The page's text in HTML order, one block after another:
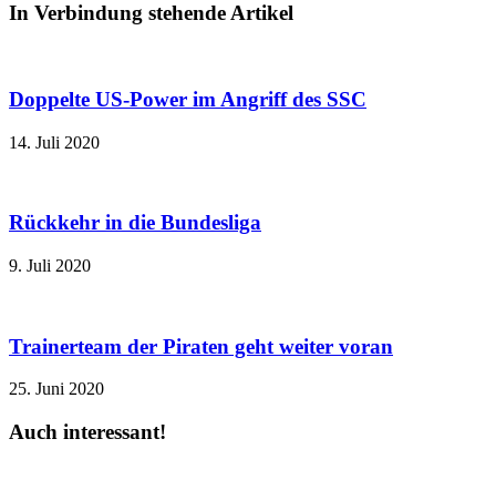
In Verbindung stehende Artikel
Doppelte US-Power im Angriff des SSC
14. Juli 2020
Rückkehr in die Bundesliga
9. Juli 2020
Trainerteam der Piraten geht weiter voran
25. Juni 2020
Auch interessant!